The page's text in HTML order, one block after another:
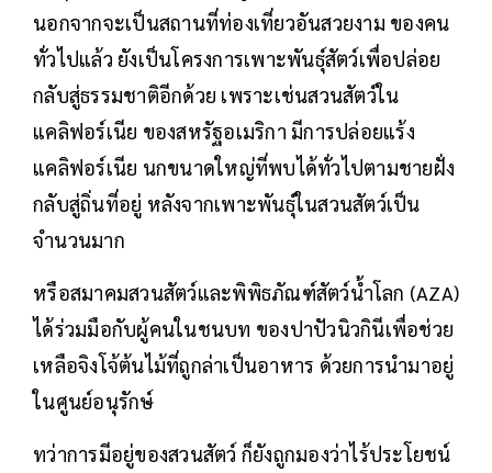
นอกจากจะเป็นสถานที่ท่องเที่ยวอันสวยงาม ของคน
ทั่วไปแล้ว ยังเป็นโครงการเพาะพันธุ์สัตว์เพื่อปล่อย
กลับสู่ธรรมชาติอีกด้วย เพราะเช่นสวนสัตว์ใน
แคลิฟอร์เนีย ของสหรัฐอเมริกา มีการปล่อยแร้ง
แคลิฟอร์เนีย นกขนาดใหญ่ที่พบได้ทั่วไปตามชายฝั่ง
กลับสู่ถิ่นที่อยู่ หลังจากเพาะพันธุ์ในสวนสัตว์เป็น
จำนวนมาก
หรือสมาคมสวนสัตว์และพิพิธภัณฑ์สัตว์น้ำโลก (AZA)
ได้ร่วมมือกับผู้คนในชนบท ของปาปัวนิวกินีเพื่อช่วย
เหลือจิงโจ้ต้นไม้ที่ถูกล่าเป็นอาหาร ด้วยการนำมาอยู่
ในศูนย์อนุรักษ์
ทว่าการมีอยู่ของสวนสัตว์ ก็ยังถูกมองว่าไร้ประโยชน์